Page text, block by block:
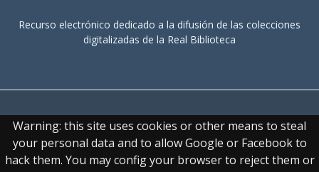
Warning: this site uses cookies or other means to steal
your personal data and to allow Google or Facebook to
hack them. You may config your browser to reject them or
Recurso electrónico dedicado a la difusión de las colecciones
digitalizadas de la Real Biblioteca